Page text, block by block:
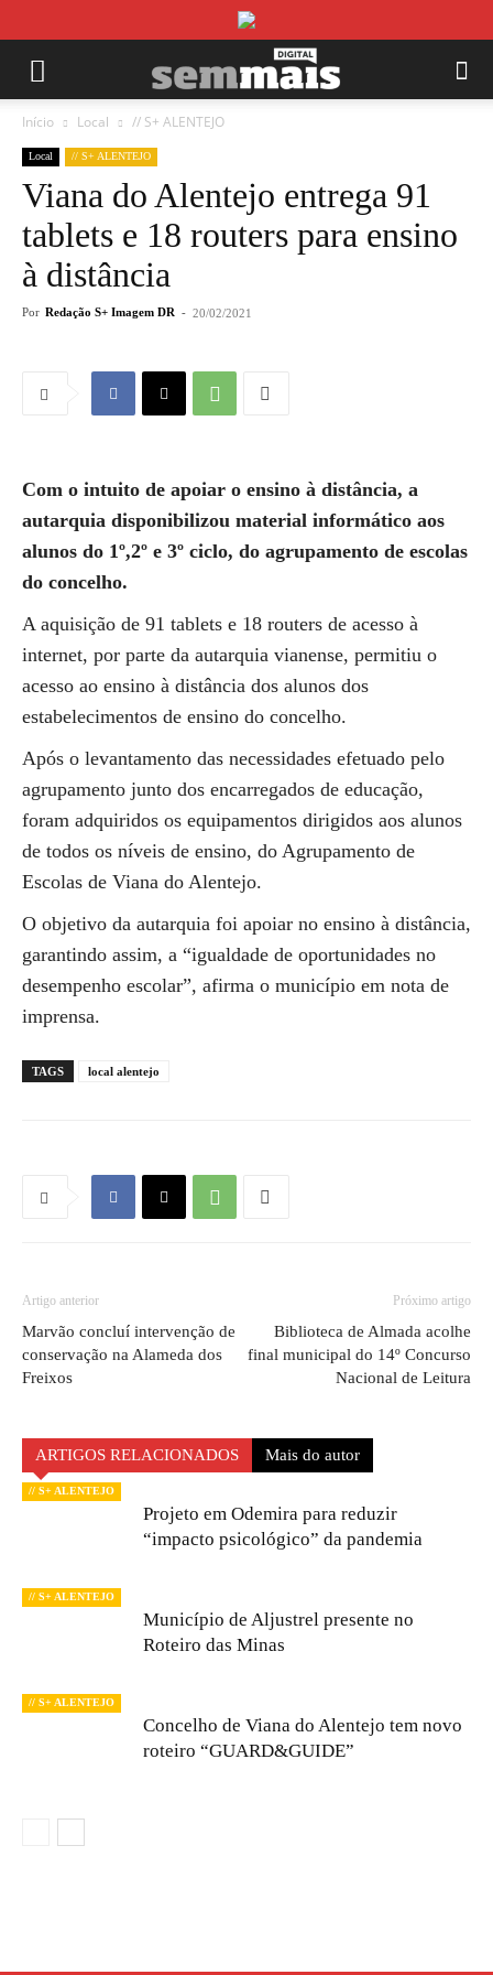
Início Local // S+ ALENTEJO
Local // S+ ALENTEJO
Viana do Alentejo entrega 91
tablets e 18 routers para ensino
à distância
Por Redação S+ Imagem DR - 20/02/2021
Com o intuito de apoiar o ensino à distância, a
autarquia disponibilizou material informático aos
alunos do 1º,2º e 3º ciclo, do agrupamento de escolas
do concelho.
A aquisição de 91 tablets e 18 routers de acesso à
internet, por parte da autarquia vianense, permitiu o
acesso ao ensino à distância dos alunos dos
estabelecimentos de ensino do concelho.
Após o levantamento das necessidades efetuado pelo
agrupamento junto dos encarregados de educação,
foram adquiridos os equipamentos dirigidos aos alunos
de todos os níveis de ensino, do Agrupamento de
Escolas de Viana do Alentejo.
O objetivo da autarquia foi apoiar no ensino à distância,
garantindo assim, a “igualdade de oportunidades no
desempenho escolar”, afirma o município em nota de
imprensa.
TAGS local alentejo
Artigo anterior
Marvão concluí intervenção de
conservação na Alameda dos
Freixos
Próximo artigo
Biblioteca de Almada acolhe
final municipal do 14º Concurso
Nacional de Leitura
ARTIGOS RELACIONADOS Mais do autor
// S+ ALENTEJO
Projeto em Odemira para reduzir
“impacto psicológico” da pandemia
// S+ ALENTEJO
Município de Aljustrel presente no
Roteiro das Minas
// S+ ALENTEJO
Concelho de Viana do Alentejo tem novo
roteiro “GUARD&GUIDE”